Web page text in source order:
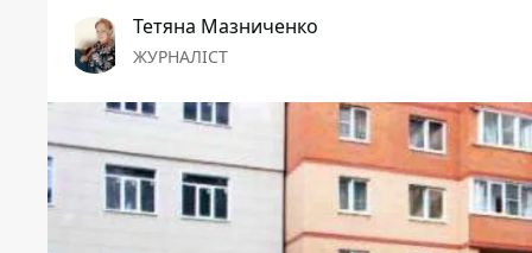
Тетяна Мазниченко
ЖУРНАЛІСТ